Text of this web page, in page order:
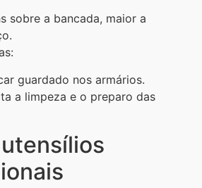
sobre a bancada, maior a
guardado nos armários.
a limpeza e o preparo das